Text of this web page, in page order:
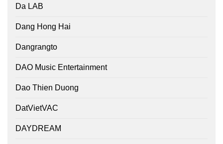
Da LAB
Dang Hong Hai
Dangrangto
DAO Music Entertainment
Dao Thien Duong
DatVietVAC
DAYDREAM